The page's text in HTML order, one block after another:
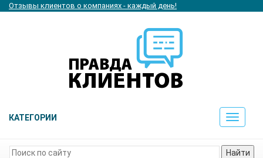
Отзывы клиентов о компаниях - каждый день!
КАТЕГОРИИ
Toggle
Найти